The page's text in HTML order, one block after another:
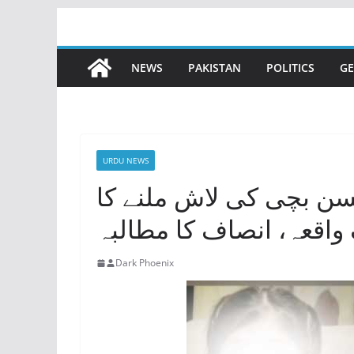
content
NEWS PAKISTAN POLITICS
URDU NEWS
بچی کی لاش ملنے کا
انصاف کا مطالبہ
Dark Phoenix